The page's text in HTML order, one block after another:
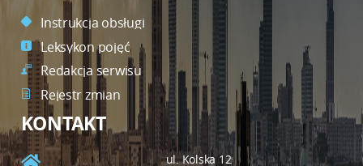
Instrukcja obsługi
Leksykon pojęć
Redakcja serwisu
Rejestr zmian
KONTAKT
ul. Kolska 12